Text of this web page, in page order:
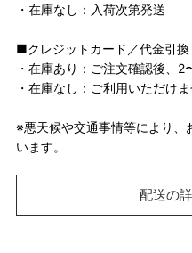
・在庫なし：入荷次第発送
■クレジットカード／代金引換
・在庫あり：ご注文確認後、
・在庫なし：ご利用いただけ
※悪天候や交通事情等により、
います。
配送の